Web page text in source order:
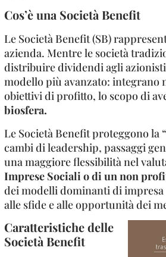
Cos’è una Società Benefit
Le Società Benefit (SB)
azienda. Mentre le società
distribuire dividendi agli
modello più avanzato: integrano
obiettivi di profitto, lo scopo di
biosfera.
Le Società Benefit proteggono la
cambi di leadership, passaggi
una maggiore flessibilità nel
Imprese Sociali o di un non
dei modelli dominanti di
alle sfide e alle opportunità dei
Caratteristiche delle
Società Benefit